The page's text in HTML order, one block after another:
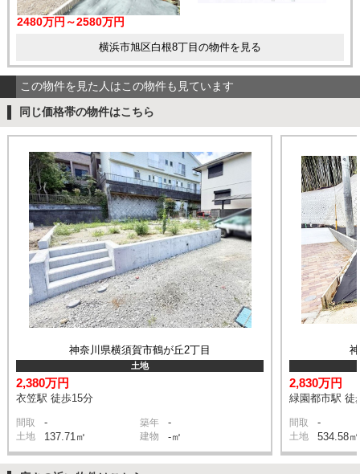
2480万円～2580万円
横浜市旭区白根8丁目の物件を見る
この物件を見た人はこの物件も見ています
同じ価格帯の物件はこちら
神奈川県横須賀市鶴が丘2丁目
土地
2,380万円
衣笠駅 徒歩15分
間取 - 築年 -
土地 137.71㎡ 建物 -㎡
2,830万円
緑園都市駅 徒
間取 -
土地 534.58㎡